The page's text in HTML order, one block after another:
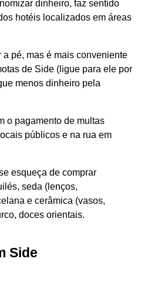
dinheiro, faz sentido
hotéis localizados em áreas
pé, mas é mais conveniente
de Side (ligue para ele por
menos dinheiro pela
o pagamento de multas
públicos e na rua em
esqueça de comprar
seda (lenços,
e cerâmica (vasos,
doces orientais.
Side